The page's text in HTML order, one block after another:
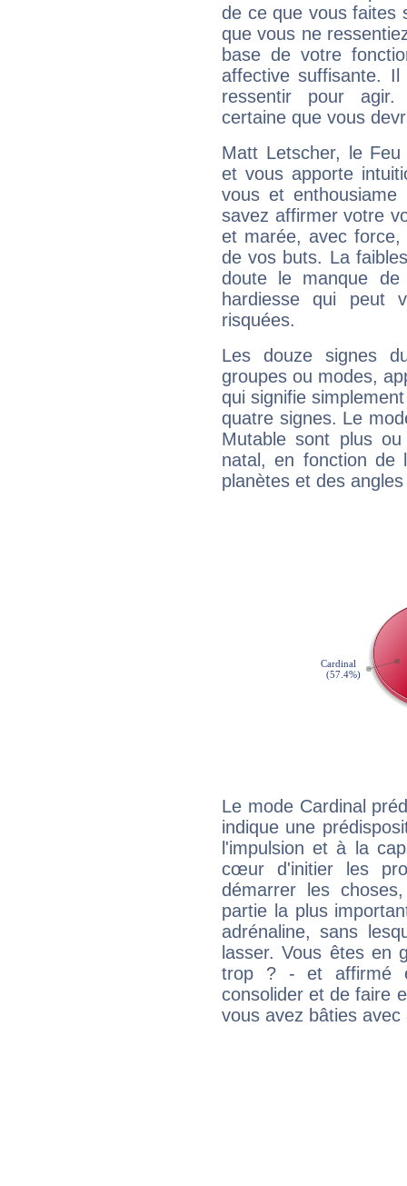
de ce que vous faites
que vous ne
base de votre
affective suffisante.
ressentir pour agir.
certaine que vous
Matt Letscher, le
et vous apporte
vous et
savez affirmer votre
et marée, avec
de vos buts. La
doute le manque
hardiesse qui peut
risquées.
Les douze signes
groupes ou modes,
qui signifie
quatre signes. Le
Mutable sont plus
natal, en fonction de
planètes et des
Le mode Cardinal
indique une
l'impulsion et à la
cœur d'initier les
démarrer les
partie la plus
adrénaline, sans
lasser. Vous êtes en
trop ? - et affirmé
consolider et de faire
vous avez bâties avec